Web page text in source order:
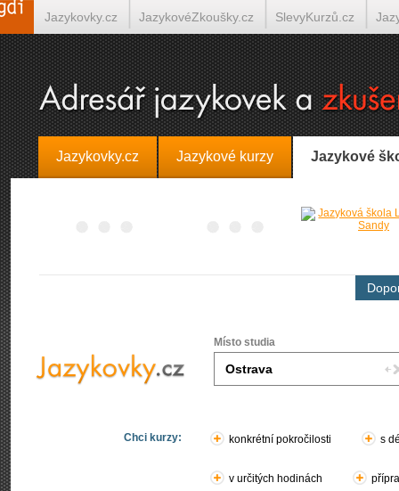
Jazykovky.cz Jazykové kurzy Jazykové
Místo studia
Chci kurzy: konkrétní pokročilosti s
v určitých hodinách
Jazykovky.cz JazykovéZkoušky.cz SlevyKurzů.cz
Španělština on-line Italština on-line Tlumočení-